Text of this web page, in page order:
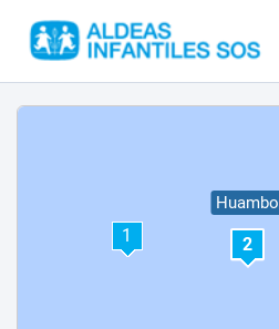
1
Huambo
2